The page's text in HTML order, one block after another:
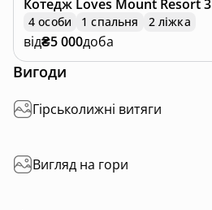
Котедж Loves Mount Resort 3
4 особи 1 спальня 2 ліжка
від₴5 000доба
Вигоди
Гірськолижні витяги
Вигляд на гори